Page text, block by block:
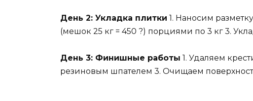
День 2: Укладка плитки 1. Наносим
(мешок 25 кг = 450 ?) порциями по 3 кг 3.
День 3: Финишные работы 1. Удаляем
резиновым шпателем 3. Очищаем